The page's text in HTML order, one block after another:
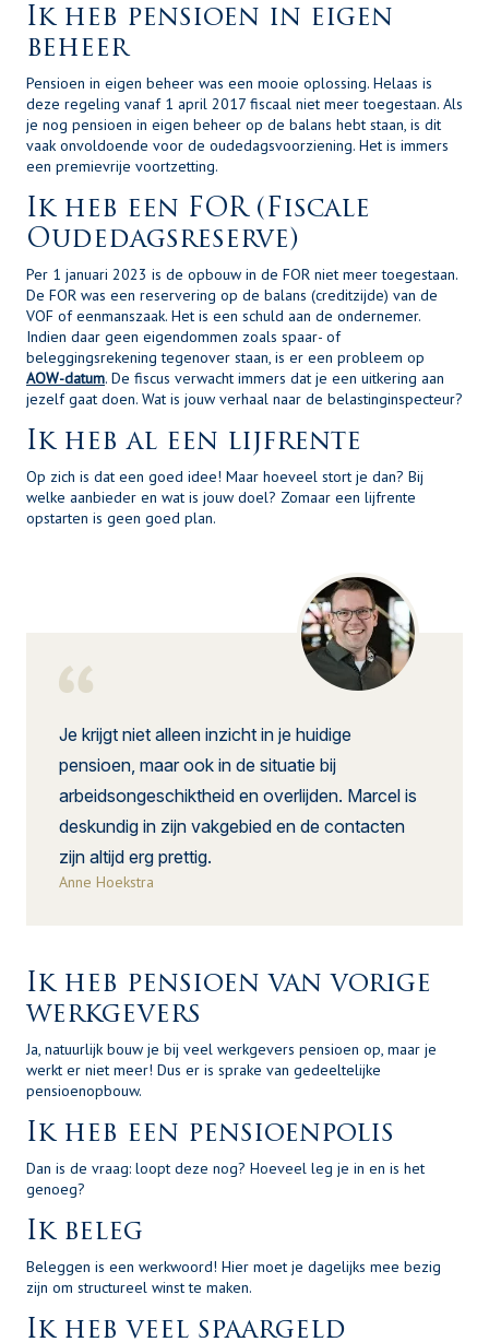
Ik heb pensioen in eigen
beheer
Pensioen in eigen beheer was een mooie oplossing. Helaas is
deze regeling vanaf 1 april 2017 fiscaal niet meer toegestaan. Als
je nog pensioen in eigen beheer op de balans hebt staan, is dit
vaak onvoldoende voor de oudedagsvoorziening. Het is immers
een premievrije voortzetting.
Ik heb een FOR (Fiscale
Oudedagsreserve)
Per 1 januari 2023 is de opbouw in de FOR niet meer toegestaan.
De FOR was een reservering op de balans (creditzijde) van de
VOF of eenmanszaak. Het is een schuld aan de ondernemer.
Indien daar geen eigendommen zoals spaar- of
beleggingsrekening tegenover staan, is er een probleem op
AOW-datum. De fiscus verwacht immers dat je een uitkering aan
jezelf gaat doen. Wat is jouw verhaal naar de belastinginspecteur?
Ik heb al een lijfrente
Op zich is dat een goed idee! Maar hoeveel stort je dan? Bij
welke aanbieder en wat is jouw doel? Zomaar een lijfrente
opstarten is geen goed plan.
Je krijgt niet alleen inzicht in je huidige
pensioen, maar ook in de situatie bij
arbeidsongeschiktheid en overlijden. Marcel is
deskundig in zijn vakgebied en de contacten
zijn altijd erg prettig.
Anne Hoekstra
Ik heb pensioen van vorige
werkgevers
Ja, natuurlijk bouw je bij veel werkgevers pensioen op, maar je
werkt er niet meer! Dus er is sprake van gedeeltelijke
pensioenopbouw.
Ik heb een pensioenpolis
Dan is de vraag: loopt deze nog? Hoeveel leg je in en is het
genoeg?
Ik beleg
Beleggen is een werkwoord! Hier moet je dagelijks mee bezig
zijn om structureel winst te maken.
Ik heb veel spaargeld